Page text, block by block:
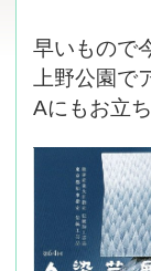
早いもので
上野公園
Aにもお立